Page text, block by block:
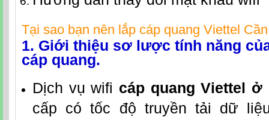
Tại sao bạn nên lắp cáp quang Viettel
1. Giới thiệu sơ lược tính năng
cáp quang.
Dịch vụ wifi cáp quang Viettel ở
cấp có tốc độ truyền tải dữ